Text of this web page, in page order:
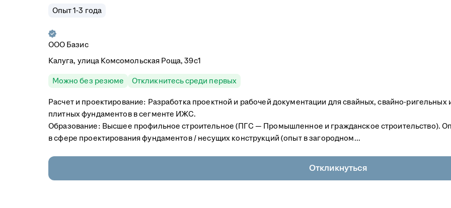
Опыт 1-3 года
ООО Базис
Калуга, улица Комсомольская Роща, 39с1
Можно без резюме Откликнитесь среди первых
Расчет и проектирование: Разработка проектной и рабочей документации для свайных, свайно-ригельных
плитных фундаментов в сегменте ИЖС.
Образование: Высшее профильное строительное (ПГС — Промышленное и гражданское строительство).
в сфере проектирования фундаментов / несущих конструкций (опыт в загородном...
Откликнуться